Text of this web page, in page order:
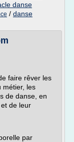
danse
/ danse
faire rêver les
métier, les
de danse, en
de leur
par